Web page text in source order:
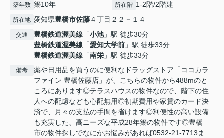
築年数 築10年 所在階 1-2階/2階建
所在地 愛知県豊橋市佐藤４丁目２２－１４
交通 豊橋鉄道渥美線 「小池」駅 徒歩30分
豊橋鉄道渥美線 「愛知大学前 」駅 徒歩33分
豊橋鉄道渥美線 「南栄 」駅 徒歩33分
備考
薬や日用品を買うのに便利なドラッグストア「ココカラ
ファイン 豊橋佐藤店」が、こちらの物件から488mのと
ころにあります◎テラスハウスの物件なので、階下の住
人への配慮なども心配無用◎初期費用や家賃のカード決
済で、月々の支払の手間を省けます◎利便性の高い設備
も充実した、高ニーズな平成28年築の物件です◎豊橋
市の物件探しでなにかお悩みがあれば0532-21-7713ま